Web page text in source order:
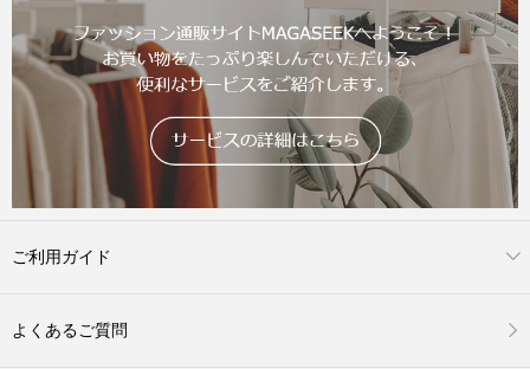
ご利用ガイド
よくあるご質問